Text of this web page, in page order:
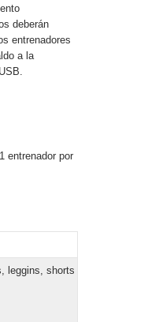
deberán
entrenadores
a la
entrenador por
leggins, shorts